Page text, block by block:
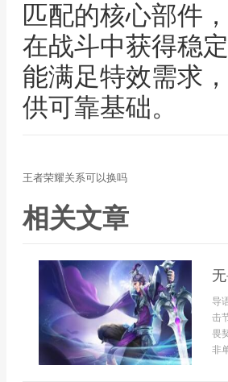
匹配的核心部件
在战斗中获得稳
能满足特效需求
供可靠基础。
王者荣耀关系可以换吗
相关文章
导
击
畏
非